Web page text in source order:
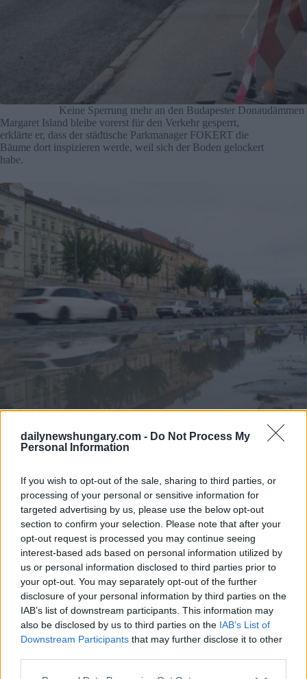
dailynewshungary.com - Do Not Process My
Personal Information
If you wish to opt-out of the sale, sharing to third parties, or
processing of your personal or sensitive information for
targeted advertising by us, please use the below opt-out
section to confirm your selection. Please note that after your
opt-out request is processed you may continue seeing
interest-based ads based on personal information utilized by
us or personal information disclosed to third parties prior to
your opt-out. You may separately opt-out of the further
disclosure of your personal information by third parties on the
IAB’s list of downstream participants. This information may
also be disclosed by us to third parties on the IAB’s List of
Downstream Participants that may further disclose it to other
Keine Sperrung mehr an den Budapester
Margaret Island bleibe vorerst für den Verkehr gesperrt,
erklärte er, dass der städtische Parkmanager FOKERT die
Bäume dort inspizieren werde, weil sich der Boden gelockert
habe.
In einem anderen Facebook-Beitrag, Karácsony
Geschrieben
Dass die Mitarbeiter der BKK den Tunnel der Straßenbahn
Nr. 2-2 B-23 reinigen, am Nachmittag führen sie die statische
Inspektion durch, während sie nachts die Oberleitungen und
den Signalapparat wieder aufbauen, Auf der Grundlage der
Pläne wird der Betrieb auf der Linie am Freitag im
Morgengrauen wieder aufgenommen.